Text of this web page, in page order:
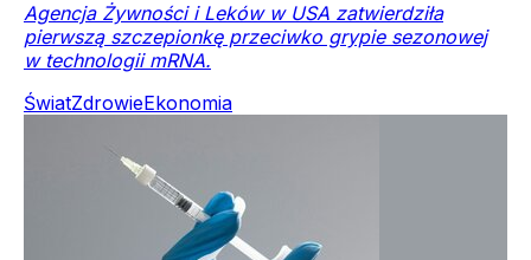
Agencja Żywności i Leków w USA zatwierdziła
pierwszą szczepionkę przeciwko grypie sezonowej
w technologii mRNA.
ŚwiatZdrowieEkonomia